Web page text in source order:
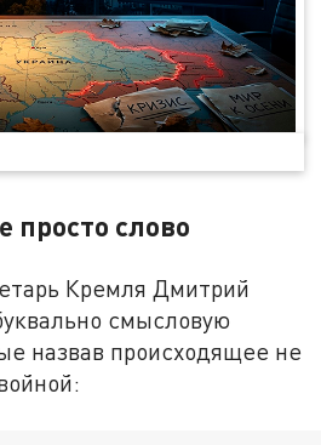
просто слово
Кремля Дмитрий
смысловую
назвав происходящее не